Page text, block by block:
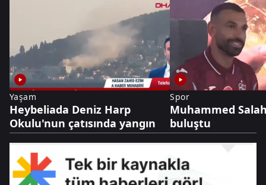
Yaşam
Heybeliada Deniz Harp
Okulu'nun çatısında yangın
Spor
Muhammed
buluştu